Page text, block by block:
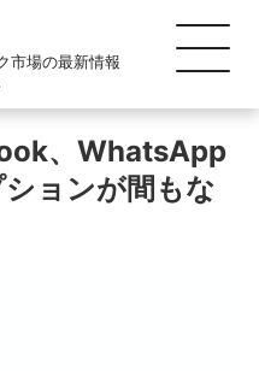
市場の最新情報
、WhatsApp
ョンが間もな